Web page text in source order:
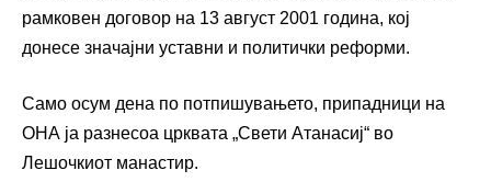
рамковен договор на 13 август 2001 година, кој
донесе значајни уставни и политички реформи.
Само осум дена по потпишувањето, припадници на
ОНА ја разнесоа црквата „Свети Атанасиј“ во
Лешочкиот манастир.